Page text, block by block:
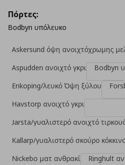
Πόρτες:
Bodbyn υπόλευκο
Askersund όψη ανοιχτόχρωμης
Aspudden ανοιχτό γκρι
Bodbyn
Enkoping/λευκό Όψη ξύλου
Havstorp ανοιχτό γκρι
Jarsta/γυαλιστερό ανοιχτό
Kallarp/γυαλιστερό σκούρο
Nickebo ματ ανθρακί
Ringhult